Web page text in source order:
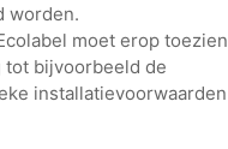
worden.
moet erop toezien
bijvoorbeeld de
installatievoorwaarden